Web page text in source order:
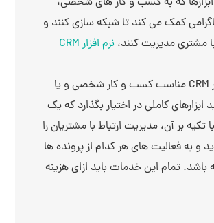
کمک می کند تا شبکه سازی کنند و
با مشتری مدیریت کنند، نرم افزار CRM
بهترین نرم افزار CRM مناسب کسب و کار شخصی و یا
ابزارهای کاملی در اختیار بگذارد که یک
بر آن، مدیریت ارتباط با مشتریان را
و به فعالیت های هر کدام از پرونده ها
تمام این خدمات باید ازای هزینه